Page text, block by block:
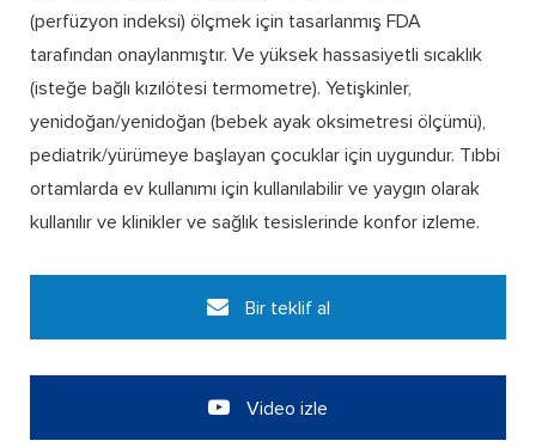
(perfüzyon indeksi) ölçmek için tasarlanmış FDA
tarafından onaylanmıştır. Ve yüksek hassasiyetli sıcaklık
(isteğe bağlı kızılötesi termometre). Yetişkinler,
yenidoğan/yenidoğan (bebek ayak oksimetresi ölçümü),
pediatrik/yürümeye başlayan çocuklar için uygundur. Tıbbi
ortamlarda ev kullanımı için kullanılabilir ve yaygın olarak
kullanılır ve klinikler ve sağlık tesislerinde konfor izleme.
Bir teklif al
Video izle